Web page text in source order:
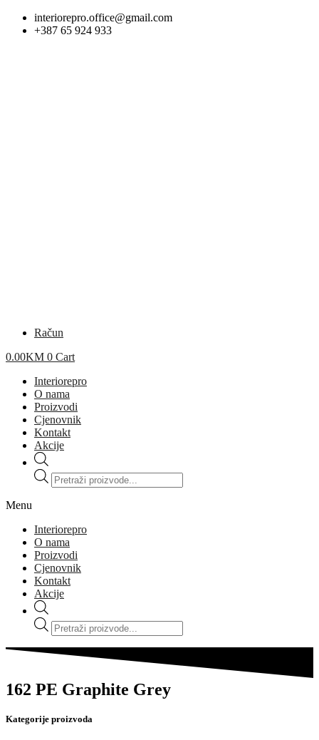
Skip
interiorepro.office@gmail.com
+387 65 924 933
Račun
0.00KM 0 Cart
Interiorepro
O nama
Proizvodi
Cjenovnik
Kontakt
Akcije
Products
search
Menu
Interiorepro
O nama
Proizvodi
Cjenovnik
Kontakt
Akcije
Products
search
162 PE Graphite Grey
Kategorije proizvoda